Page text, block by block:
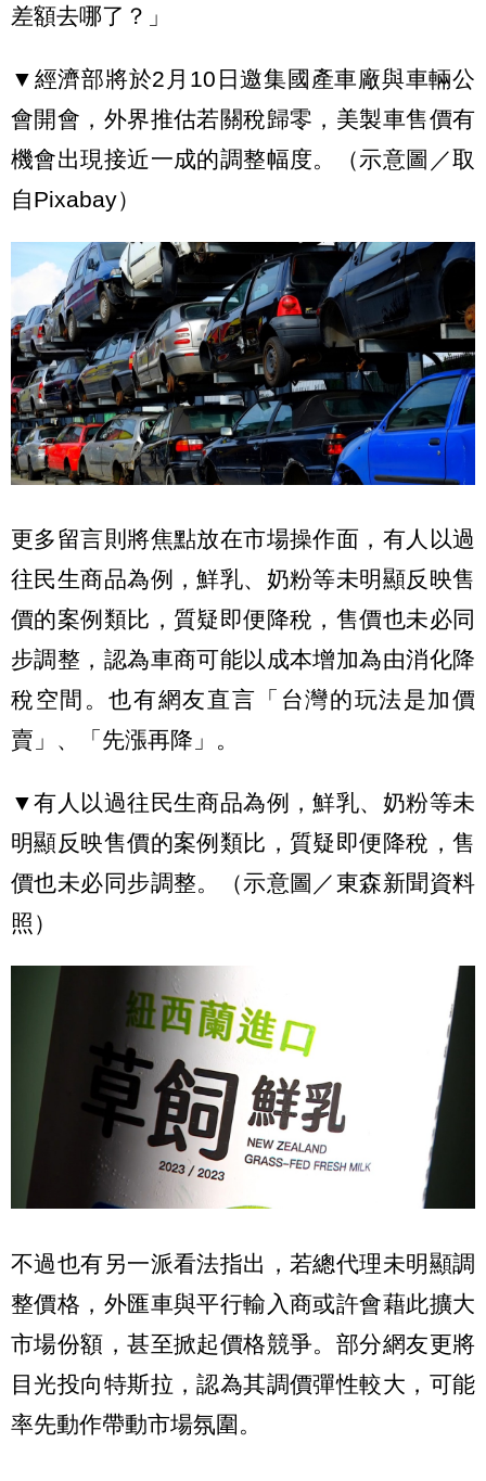
差額去哪了？」
▼經濟部將於2月10日邀集國產車廠與車輛公
會開會，外界推估若關稅歸零，美製車售價有
機會出現接近一成的調整幅度。（示意圖／取
自Pixabay）
更多留言則將焦點放在市場操作面，有人以過
往民生商品為例，鮮乳、奶粉等未明顯反映售
價的案例類比，質疑即便降稅，售價也未必同
步調整，認為車商可能以成本增加為由消化降
稅空間。也有網友直言「台灣的玩法是加價
賣」、「先漲再降」。
▼有人以過往民生商品為例，鮮乳、奶粉等未
明顯反映售價的案例類比，質疑即便降稅，售
價也未必同步調整。（示意圖／東森新聞資料
照）
不過也有另一派看法指出，若總代理未明顯調
整價格，外匯車與平行輸入商或許會藉此擴大
市場份額，甚至掀起價格競爭。部分網友更將
目光投向特斯拉，認為其調價彈性較大，可能
率先動作帶動市場氛圍。